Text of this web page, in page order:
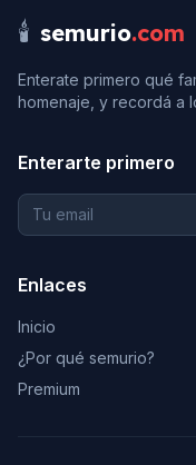
🕯️ semurio.com
Enterate primero qué
homenaje, y recordá a
Enterarte primero
Enlaces
Inicio
¿Por qué semurio?
Premium